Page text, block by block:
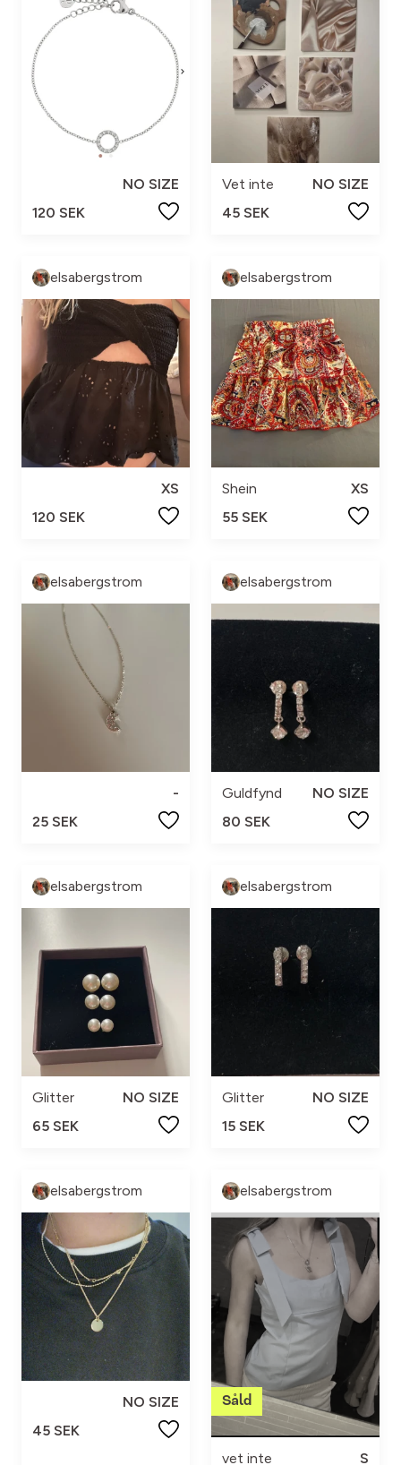
NO SIZE
120 SEK
Vet inte
NO SIZE
45 SEK
elsabergstrom
XS
120 SEK
elsabergstrom
Shein
XS
55 SEK
elsabergstrom
-
25 SEK
elsabergstrom
Guldfynd
NO SIZE
80 SEK
elsabergstrom
Glitter
NO SIZE
65 SEK
elsabergstrom
Glitter
NO SIZE
15 SEK
elsabergstrom
NO SIZE
45 SEK
elsabergstrom
vet inte S